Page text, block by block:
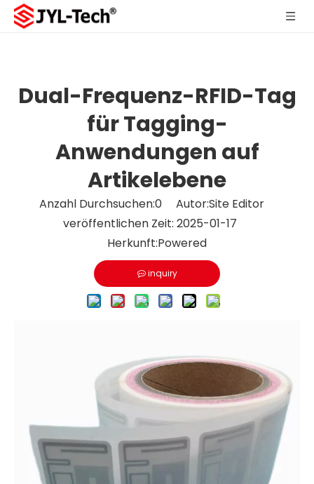
Dual-Frequenz-RFID-Tag
für Tagging-
Anwendungen auf
Artikelebene
Anzahl Durchsuchen:0Autor:Site Editor
veröffentlichen Zeit: 2025-01-17
Herkunft:Powered
inquiry